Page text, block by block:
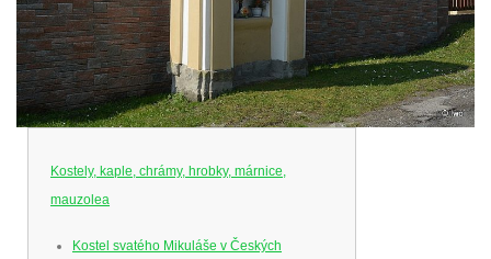
Kostely, kaple, chrámy, hrobky, márnice,
mauzolea
Kostel svatého Mikuláše v Českých